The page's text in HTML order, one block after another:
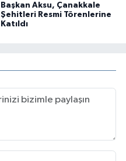
Başkan Aksu, Çanakkale
Şehitleri Resmi Törenlerine
Katıldı